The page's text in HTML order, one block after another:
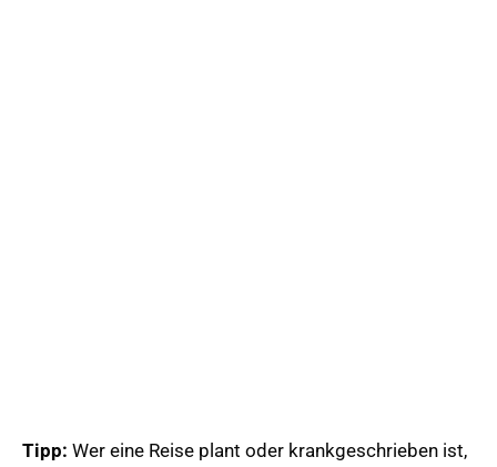
Tipp: Wer eine Reise plant oder krankgeschrieben ist,